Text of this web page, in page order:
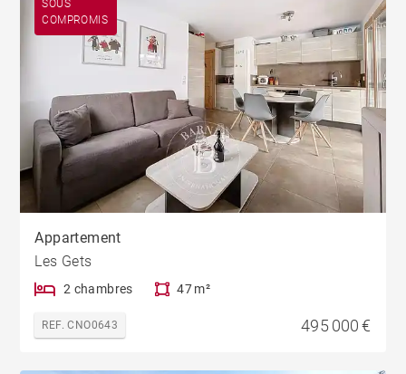
SOUS
COMPROMIS
Appartement
Les Gets
2 chambres 47 m²
REF. CNO0643 495 000 €